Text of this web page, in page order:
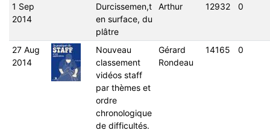
1 Sep
2014
Durcissemen,t
en surface, du
plâtre
Arthur 12932 0
27 Aug
2014
Nouveau
classement
vidéos staff
par thèmes et
ordre
chronologique
de difficultés.
Gérard
Rondeau
14165 0